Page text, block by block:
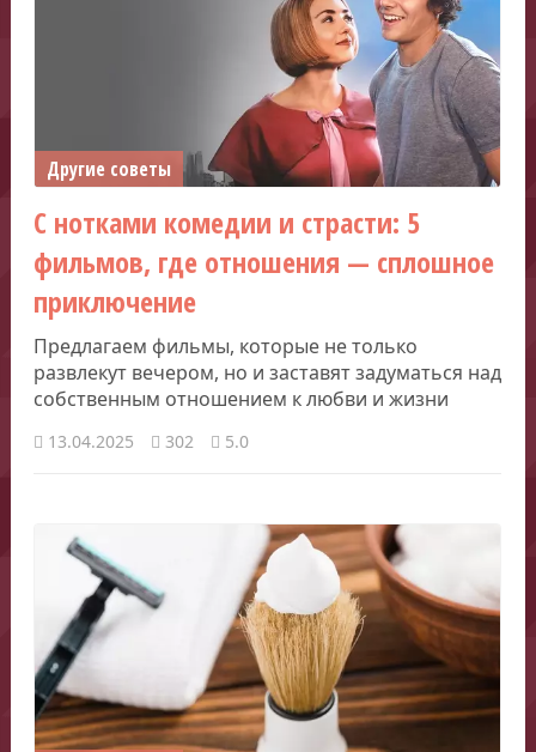
Другие советы
С нотками комедии и страсти: 5
фильмов, где отношения — сплошное
приключение
Предлагаем фильмы, которые не только
развлекут вечером, но и заставят задуматься над
собственным отношением к любви и жизни
13.04.2025 302 5.0